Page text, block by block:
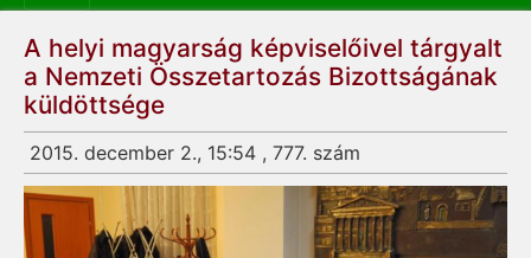
A helyi magyarság képviselőivel tárgyalt
a Nemzeti Összetartozás Bizottságának
küldöttsége
2015. december 2., 15:54 , 777. szám